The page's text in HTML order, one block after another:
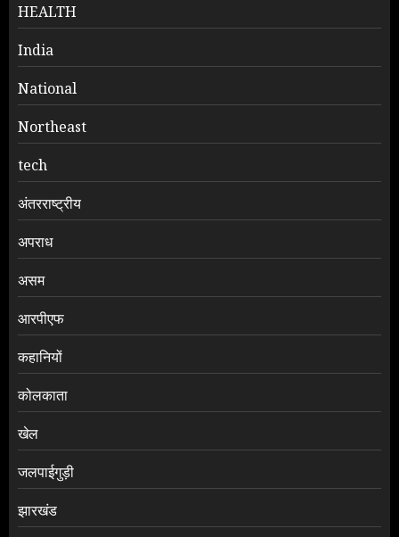
HEALTH
India
National
Northeast
tech
अंतरराष्ट्रीय
अपराध
असम
आरपीएफ
कहानियों
कोलकाता
खेल
जलपाईगुड़ी
झारखंड